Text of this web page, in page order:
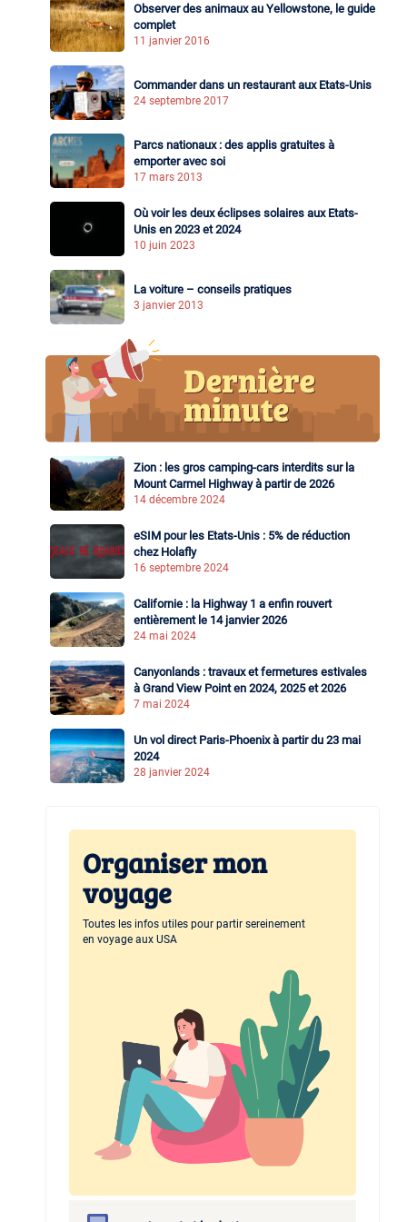
Observer des animaux au Yellowstone, le guide
complet
11 janvier 2016
Commander dans un restaurant aux Etats-Unis
24 septembre 2017
Parcs nationaux : des applis gratuites à
emporter avec soi
17 mars 2013
Où voir les deux éclipses solaires aux Etats-
Unis en 2023 et 2024
10 juin 2023
La voiture – conseils pratiques
3 janvier 2013
Zion : les gros camping-cars interdits sur la
Mount Carmel Highway à partir de 2026
14 décembre 2024
eSIM pour les Etats-Unis : 5% de réduction
chez Holafly
16 septembre 2024
Californie : la Highway 1 a enfin rouvert
entièrement le 14 janvier 2026
24 mai 2024
Canyonlands : travaux et fermetures estivales
à Grand View Point en 2024, 2025 et 2026
7 mai 2024
Un vol direct Paris-Phoenix à partir du 23 mai
2024
28 janvier 2024
Organiser mon
voyage
Toutes les infos utiles pour partir sereinement
en voyage aux USA